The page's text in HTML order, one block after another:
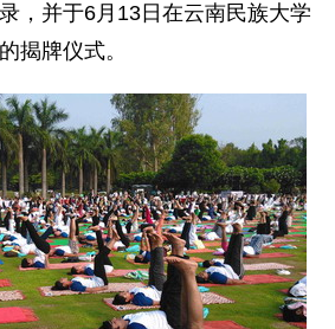
，并于6月13日在云南民族大学
揭牌仪式。